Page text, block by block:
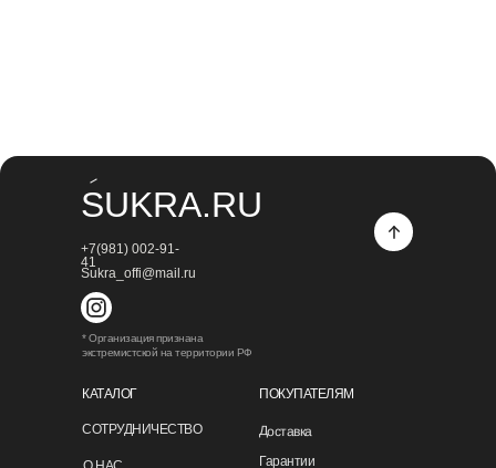
ПОКУПАТЕЛЯМ
SUKRA.RU
* Организация признана
экстремистской на территории РФ
+7(981) 002-91-
41
Sukra_offi@mail.ru
КАТАЛОГ
СОТРУДНИЧЕСТВО
Гарантии
Доставка